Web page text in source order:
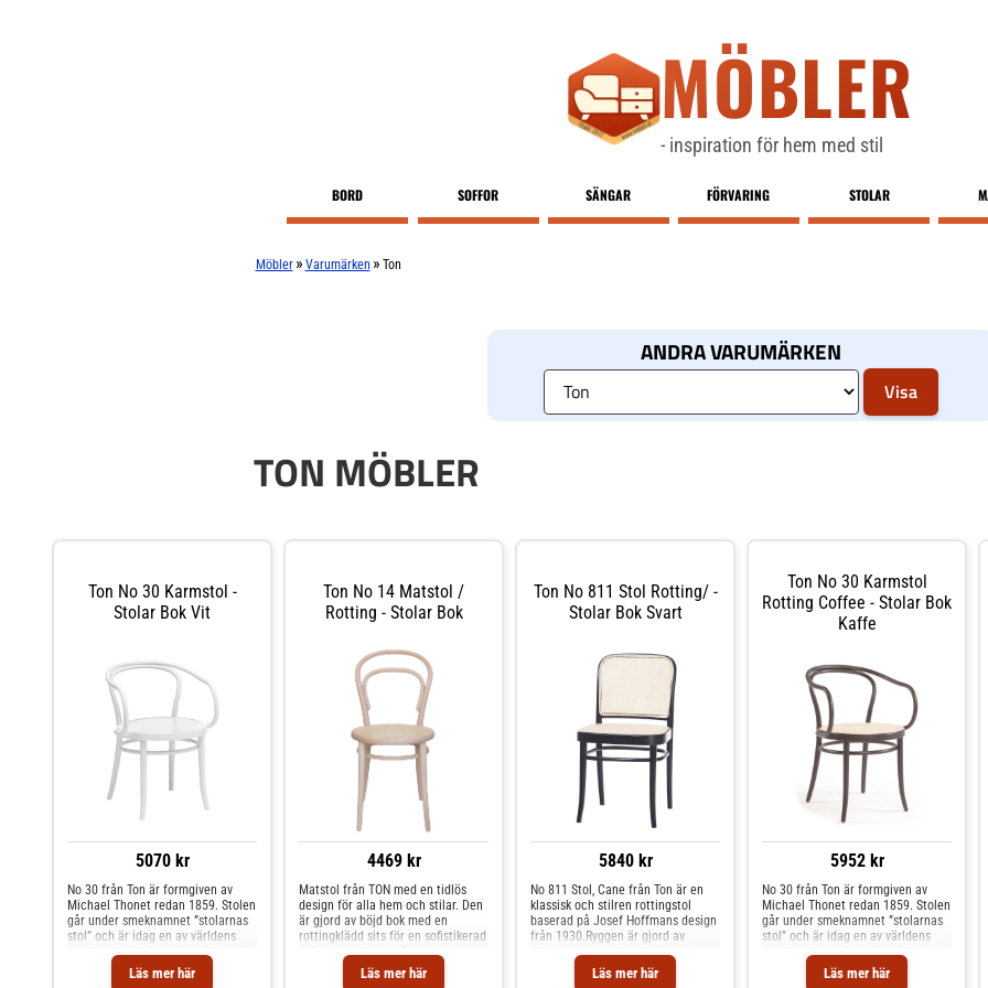
MÖBLER
- inspiration för hem med stil
BORD SOFFOR SÄNGAR FÖRVARING STOLAR
Möbler » Varumärken » Ton
ANDRA VARUMÄRKEN
TON MÖBLER
Ton No 30 Karmstol -
Stolar Bok Vit
5070 kr
Läs mer här
No 30 från Ton är formgiven av
Michael Thonet redan 1859. Stolen
går under smeknamnet ”stolarnas
stol” och är idag en av världens
mest omtyckta klassiker. Stolen är
tidlös med mångsidig användning;
den passar lika bra till matbordet,
Ton No 14 Matstol /
Rotting - Stolar Bok
4469 kr
Läs mer här
Matstol från TON med en tidlös
design för alla hem och stilar. Den
är gjord av böjd bok med en
rottingklädd sits för en sofistikerad
och elegant touch.Formgivning av
Michael Thonet.Om matstolen från
TON- Finns i flera varianter.-
Ton No 811 Stol Rotting/ -
Stolar Bok Svart
5840 kr
Läs mer här
No 811 Stol, Cane från Ton är en
klassisk och stilren rottingstol
baserad på Josef Hoffmans design
från 1930.Ryggen är gjord av
rotting som är ett naturligt och
stark material. Stommen är gjord
av vackert böjträ i bok som sedan
Ton No 30 Karmstol
Rotting Coffee - Stolar Bok
Kaffe
5952 kr
Läs mer här
No 30 från Ton är formgiven av
Michael Thonet redan 1859. Stolen
går under smeknamnet ”stolarnas
stol” och är idag en av världens
mest omtyckta klassiker. Stolen är
tidlös med mångsidig användning;
den passar lika bra till matbordet,